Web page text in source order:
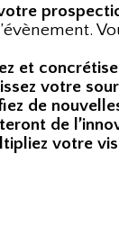
et
votre
de
de
votre